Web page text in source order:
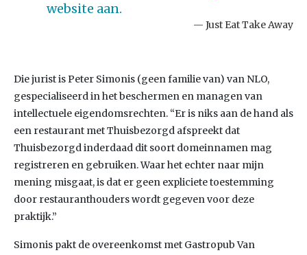
website aan.
Just Eat Take Away
Die jurist is Peter Simonis (geen familie van) van NLO,
gespecialiseerd in het beschermen en managen van
intellectuele eigendomsrechten. “Er is niks aan de hand als
een restaurant met Thuisbezorgd afspreekt dat
Thuisbezorgd inderdaad dit soort domeinnamen mag
registreren en gebruiken. Waar het echter naar mijn
mening misgaat, is dat er geen expliciete toestemming
door restauranthouders wordt gegeven voor deze
praktijk.”
Simonis pakt de overeenkomst met Gastropub Van